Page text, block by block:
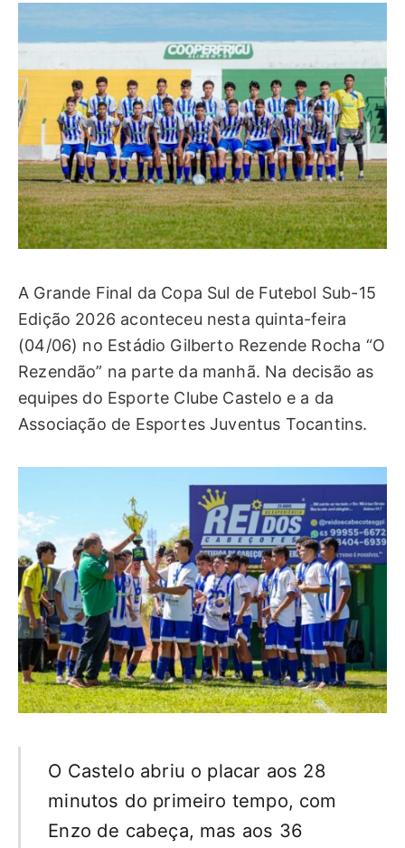
A Grande Final da Copa Sul de Futebol Sub-15
Edição 2026 aconteceu nesta quinta-feira
(04/06) no Estádio Gilberto Rezende Rocha “O
Rezendão” na parte da manhã. Na decisão as
equipes do Esporte Clube Castelo e a da
Associação de Esportes Juventus Tocantins.
O Castelo abriu o placar aos 28
minutos do primeiro tempo, com
Enzo de cabeça, mas aos 36